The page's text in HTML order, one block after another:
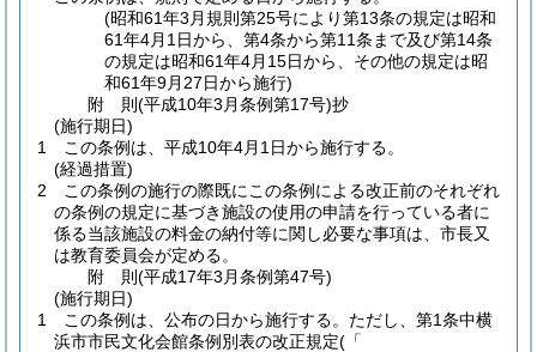
(昭和61年3月規則第25号により第13条の規定は昭和
61年4月1日から、第4条から第11条まで及び第14条
の規定は昭和61年4月15日から、その他の規定は昭
和61年9月27日から施行)
附 則(平成10年3月条例第17号)抄
(施行期日)
1
この条例は、平成10年4月1日から施行する。
(経過措置)
2
この条例の施行の際既にこの条例による改正前のそれぞれ
の条例の規定に基づき施設の使用の申請を行っている者に
係る当該施設の料金の納付等に関し必要な事項は、市長又
は教育委員会が定める。
附 則(平成17年3月条例第47号)
(施行期日)
1
この条例は、公布の日から施行する。 ただし、第1条中横
浜市市民文化会館条例別表の改正規定(「